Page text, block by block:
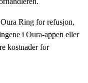
Ring for refusjon,
i Oura-appen eller
kostnader for